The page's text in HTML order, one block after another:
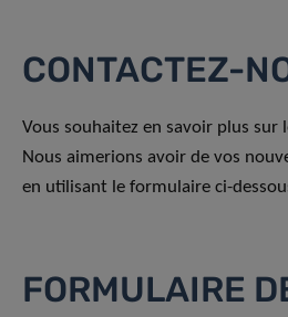
CONTACTEZ-
Vous souhaitez en savoir plus sur
Nous aimerions avoir de vos
en utilisant le formulaire ci-
FORMULAIRE